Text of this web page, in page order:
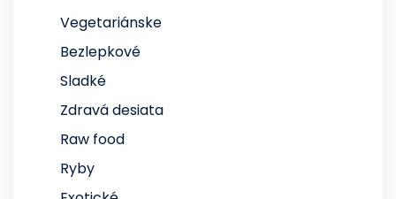
Vegetariánske
Bezlepkové
Sladké
Zdravá desiata
Raw food
Ryby